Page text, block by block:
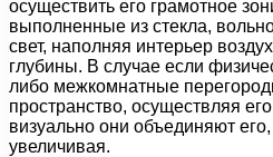
осуществить его грамотное
выполненные из стекла,
свет, наполняя интерьер
глубины. В случае если
либо межкомнатные
пространство, осуществляя
визуально они объединяют
увеличивая.